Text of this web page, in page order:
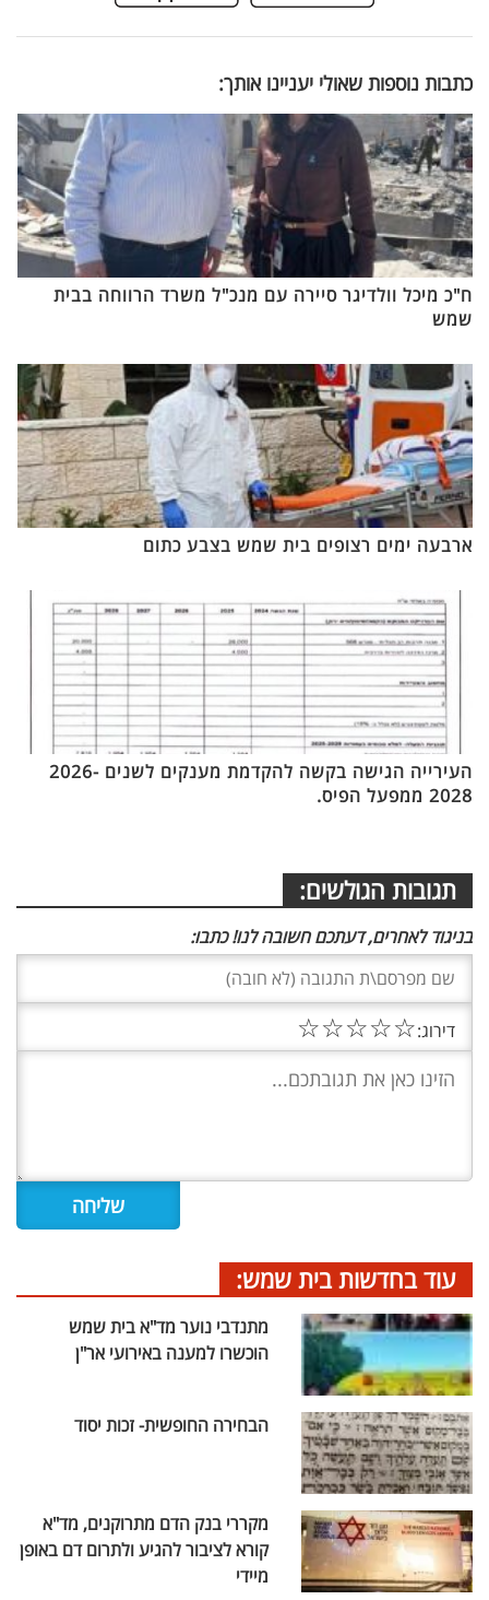
כתבות נוספות שאולי יעניינו אותך:
ח"כ מיכל וולדיגר סיירה עם מנכ"ל משרד הרווחה בבית
שמש
ארבעה ימים רצופים בית שמש בצבע כתום
העירייה הגישה בקשה להקדמת מענקים לשנים 2026-
2028 ממפעל הפיס.
תגובות הגולשים:
בניגוד לאחרים, דעתכם חשובה לנו! כתבו:
דירוג:☆
☆
☆
☆
☆
עוד בחדשות בית שמש:
מתנדבי נוער מד"א בית שמש
הוכשרו למענה באירועי אר"ן
הבחירה החופשית- זכות יסוד
מקררי בנק הדם מתרוקנים, מד"א
קורא לציבור להגיע ולתרום דם באופן
מיידי